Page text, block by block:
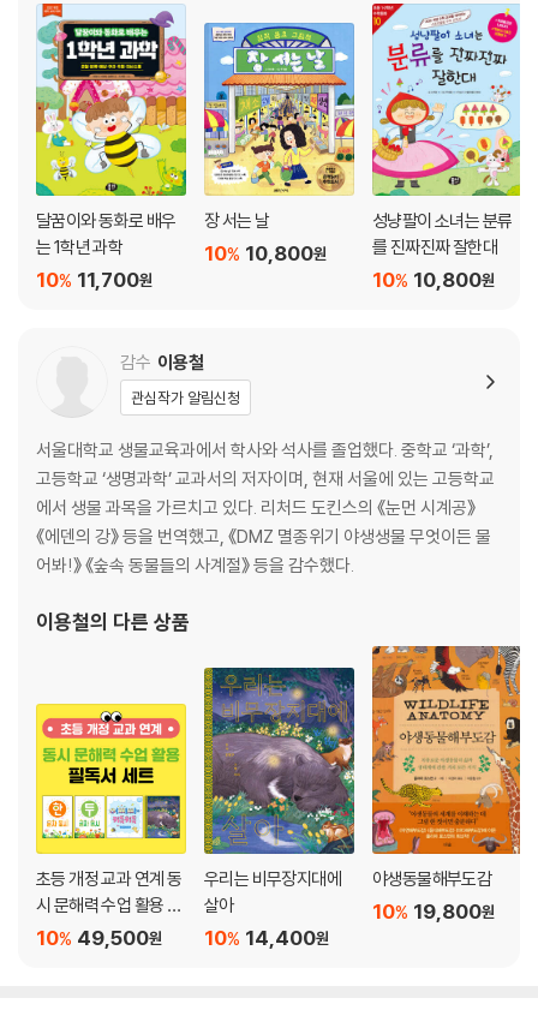
44. 돼지가 진흙 목욕을 즐기는 이유는?
동물의 번식과 소통 이야기
45. 서로 돕고 사는 흰동가리랑 말미잘의 관계를 뭐라고 할까?
46. 공작이 꽁지깃을 펼치고 춤을 추는 진짜 이유는?
47. 꿀벌이 동료에게 춤을 추며 알려 주는 것은?
48. 기러기는 왜 V자 모양으로 하늘을 날까?
49. 목도리도마뱀이 목의 주름을 쫙 펼치는 이유는?
50. 여왕개미가 하는 일은?
53. 황제펭귄은 알을 어디에 놓고 품을까?
54. 암컷 해마는 알을 어디에 낳을까?
55. 완전탈바꿈이 뭐야?
달꿈이와 동화로 배우
는 1학년 과학
11,700원
10%
장 서는 날
10,800원
10%
성냥팔이 소녀는 분류
를 진짜진짜 잘한대
10,800원
10%
감수 이용철
관심작가 알림신청
서울대학교 생물교육과에서 학사와 석사를 졸업했다. 중학교 ‘과학’,
고등학교 ‘생명과학’ 교과서의 저자이며, 현재 서울에 있는 고등학교
에서 생물 과목을 가르치고 있다. 리처드 도킨스의 《눈먼 시계공》
《에덴의 강》 등을 번역했고, 《DMZ 멸종위기 야생생물 무엇이든 물
어봐!》 《숲속 동물들의 사계절》 등을 감수했다.
이용철의 다른 상품
초등 개정 교과 연계 동
시 문해력 수업 활용 필
독서 세트49,500원
10%
우리는 비무장지대에
살아
14,400원
10%
야생동물해부도감
19,800원
10%